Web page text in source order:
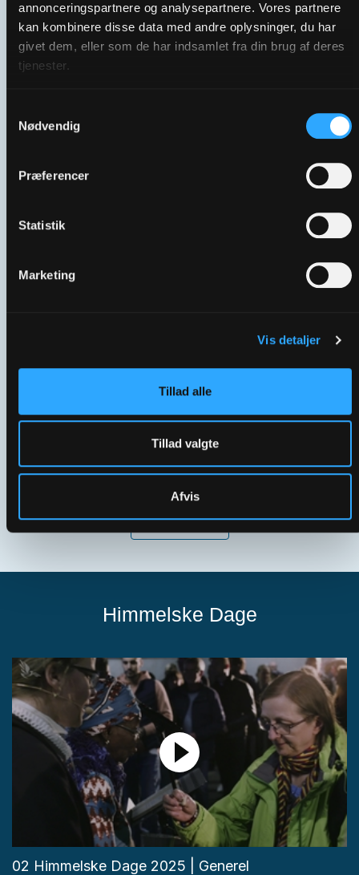
annonceringspartnere og analysepartnere. Vores partnere
kan kombinere disse data med andre oplysninger, du har
givet dem, eller som de har indsamlet fra din brug af deres
tjenester.
Nødvendig
Præferencer
Statistik
Marketing
Vis detaljer
Tillad alle
Tillad valgte
Afvis
Birgitte Hjorth | 67% af de frivillige er over 65
Se flere
Himmelske Dage
02 Himmelske Dage 2025 | Generel